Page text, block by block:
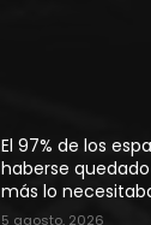
El 97% de los
haberse
más lo
5 agosto, 2026